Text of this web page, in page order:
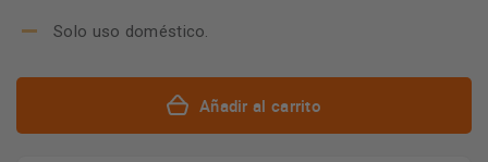
Solo uso doméstico.
Añadir al carrito